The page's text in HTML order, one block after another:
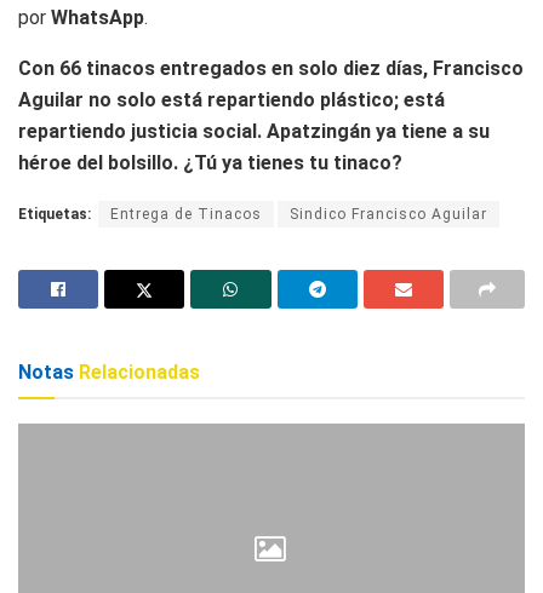
por WhatsApp.
Con 66 tinacos entregados en solo diez días, Francisco
Aguilar no solo está repartiendo plástico; está
repartiendo justicia social. Apatzingán ya tiene a su
héroe del bolsillo. ¿Tú ya tienes tu tinaco?
Etiquetas: Entrega de Tinacos Sindico Francisco Aguilar
Notas Relacionadas